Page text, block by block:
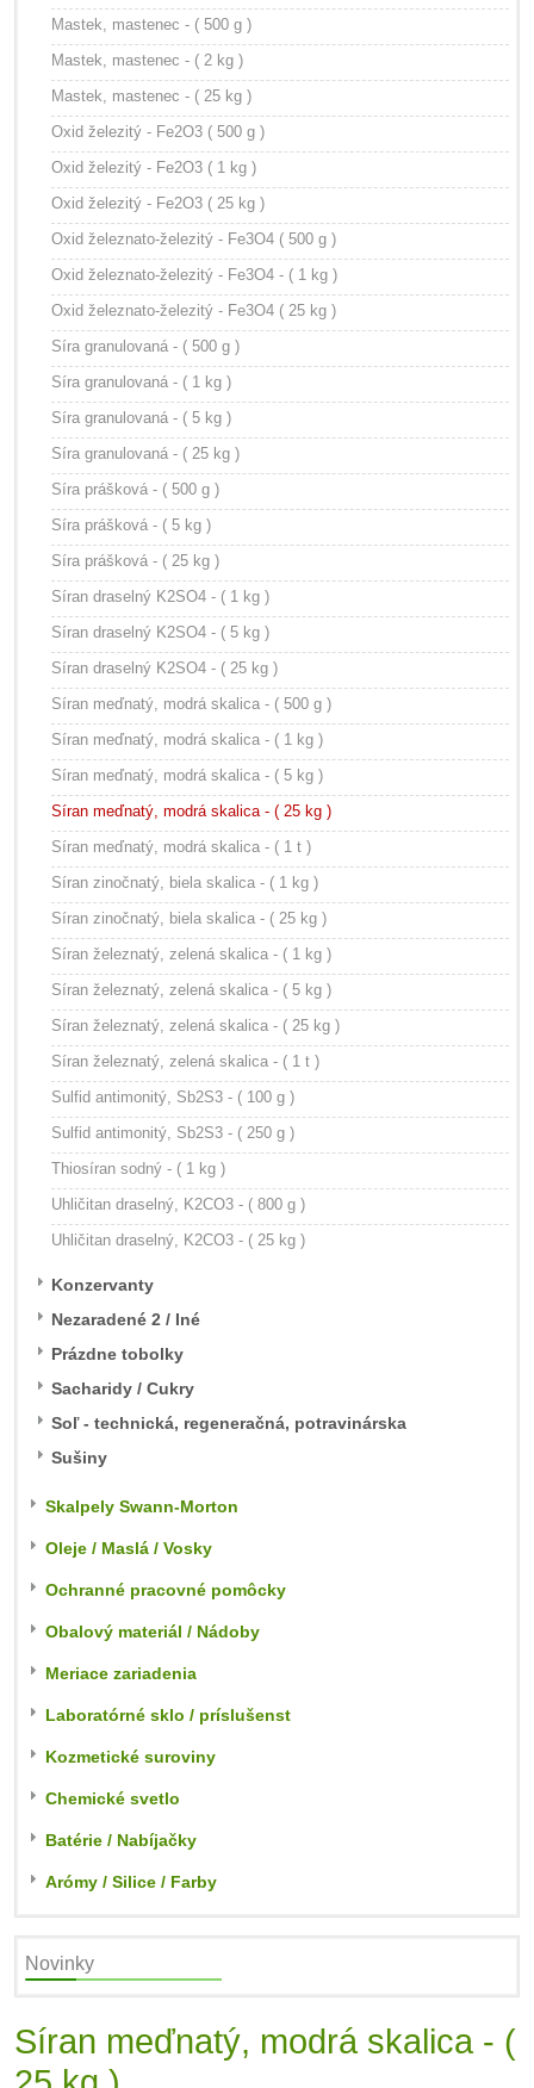
Mastek, mastenec - ( 500 g )
Mastek, mastenec - ( 2 kg )
Mastek, mastenec - ( 25 kg )
Oxid železitý - Fe2O3 ( 500 g )
Oxid železitý - Fe2O3 ( 1 kg )
Oxid železitý - Fe2O3 ( 25 kg )
Oxid železnato-železitý - Fe3O4 ( 500 g )
Oxid železnato-železitý - Fe3O4 - ( 1 kg )
Oxid železnato-železitý - Fe3O4 ( 25 kg )
Síra granulovaná - ( 500 g )
Síra granulovaná - ( 1 kg )
Síra granulovaná - ( 5 kg )
Síra granulovaná - ( 25 kg )
Síra prášková - ( 500 g )
Síra prášková - ( 5 kg )
Síra prášková - ( 25 kg )
Síran draselný K2SO4 - ( 1 kg )
Síran draselný K2SO4 - ( 5 kg )
Síran draselný K2SO4 - ( 25 kg )
Síran meďnatý, modrá skalica - ( 500 g )
Síran meďnatý, modrá skalica - ( 1 kg )
Síran meďnatý, modrá skalica - ( 5 kg )
Síran meďnatý, modrá skalica - ( 25 kg )
Síran meďnatý, modrá skalica - ( 1 t )
Síran zinočnatý, biela skalica - ( 1 kg )
Síran zinočnatý, biela skalica - ( 25 kg )
Síran železnatý, zelená skalica - ( 1 kg )
Síran železnatý, zelená skalica - ( 5 kg )
Síran železnatý, zelená skalica - ( 25 kg )
Síran železnatý, zelená skalica - ( 1 t )
Sulfid antimonitý, Sb2S3 - ( 100 g )
Sulfid antimonitý, Sb2S3 - ( 250 g )
Thiosíran sodný - ( 1 kg )
Uhličitan draselný, K2CO3 - ( 800 g )
Uhličitan draselný, K2CO3 - ( 25 kg )
Konzervanty
Nezaradené 2 / Iné
Prázdne tobolky
Sacharidy / Cukry
Soľ - technická, regeneračná, potravinárska
Sušiny
Skalpely Swann-Morton
Oleje / Maslá / Vosky
Ochranné pracovné pomôcky
Obalový materiál / Nádoby
Meriace zariadenia
Laboratórné sklo / príslušenst
Kozmetické suroviny
Chemické svetlo
Batérie / Nabíjačky
Arómy / Silice / Farby
Novinky
Síran meďnatý, modrá skalica - (